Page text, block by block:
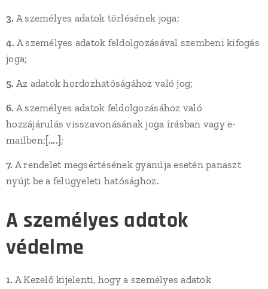
3. A személyes adatok törlésének joga;
4. A személyes adatok feldolgozásával szembeni kifogás
joga;
5. Az adatok hordozhatóságához való jog;
6. A személyes adatok feldolgozásához való
hozzájárulás visszavonásának joga írásban vagy e-
mailben: [….] ;
7. A rendelet megsértésének gyanúja esetén panaszt
nyújt be a felügyeleti hatósághoz.
A személyes adatok
védelme
1. A Kezelő kijelenti, hogy a személyes adatok